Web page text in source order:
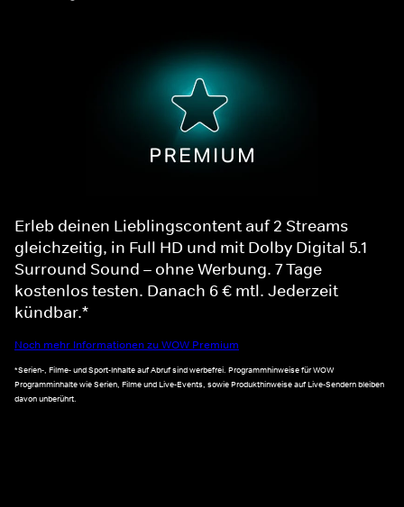
Erleb deinen Lieblingscontent auf 2 Streams
gleichzeitig, in Full HD und mit Dolby Digital 5.1
Surround Sound – ohne Werbung. 7 Tage
kostenlos testen. Danach 6 € mtl. Jederzeit
kündbar.*
Noch mehr Informationen zu WOW Premium
*Serien-, Filme- und Sport-Inhalte auf Abruf sind werbefrei. Programmhinweise für WOW
Programminhalte wie Serien, Filme und Live-Events, sowie Produkthinweise auf Live-Sendern bleiben
davon unberührt.